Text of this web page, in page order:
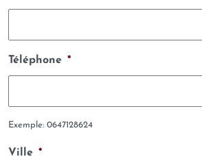
Téléphone *
Exemple: 0647128624
Ville *